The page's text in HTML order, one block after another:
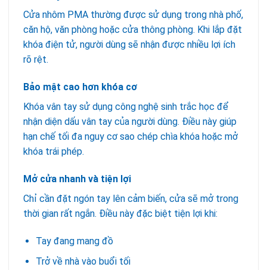
Cửa nhôm PMA thường được sử dụng trong nhà phố,
căn hộ, văn phòng hoặc cửa thông phòng. Khi lắp đặt
khóa điện tử, người dùng sẽ nhận được nhiều lợi ích
rõ rệt.
Bảo mật cao hơn khóa cơ
Khóa vân tay sử dụng công nghệ sinh trắc học để
nhận diện dấu vân tay của người dùng. Điều này giúp
hạn chế tối đa nguy cơ sao chép chìa khóa hoặc mở
khóa trái phép.
Mở cửa nhanh và tiện lợi
Chỉ cần đặt ngón tay lên cảm biến, cửa sẽ mở trong
thời gian rất ngắn. Điều này đặc biệt tiện lợi khi:
Tay đang mang đồ
Trở về nhà vào buổi tối